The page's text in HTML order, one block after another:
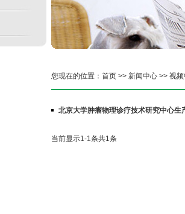
您现在的位置： 首页 >> 新闻中心 >> 视
北京大学肿瘤物理诊疗技术研究中心生
当前显示1-1条共1条